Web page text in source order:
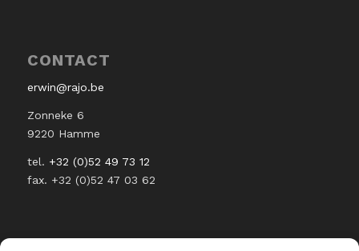
CONTACT
erwin@rajo.be
Zonneke 6
9220 Hamme
tel. +32 (0)52 49 73 12
fax. +32 (0)52 47 03 62